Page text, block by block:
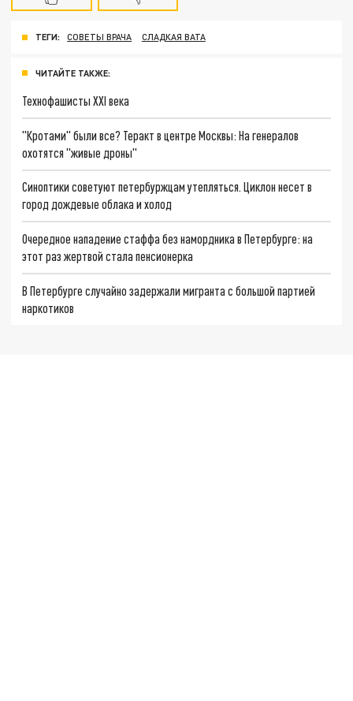
ТЕГИ: СОВЕТЫ ВРАЧА СЛАДКАЯ ВАТА
ЧИТАЙТЕ ТАКЖЕ:
Технофашисты XXI века
"Кротами" были все? Теракт в центре Москвы: На генералов
охотятся "живые дроны"
Синоптики советуют петербуржцам утепляться. Циклон несет в
город дождевые облака и холод
Очередное нападение стаффа без намордника в Петербурге: на
этот раз жертвой стала пенсионерка
В Петербурге случайно задержали мигранта с большой партией
наркотиков